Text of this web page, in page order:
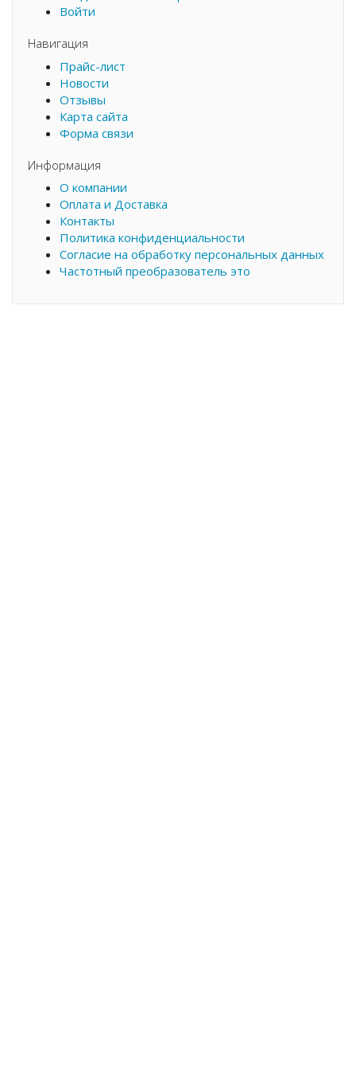
Войти
Навигация
Прайс-лист
Новости
Отзывы
Карта сайта
Форма связи
Информация
О компании
Оплата и Доставка
Контакты
Политика конфиденциальности
Согласие на обработку персональных данных
Частотный преобразователь это